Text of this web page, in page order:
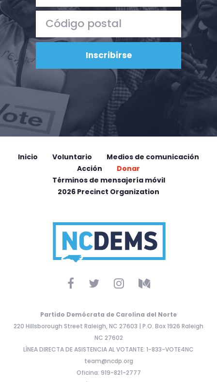
Inicio Voluntario
Medios de comunicación
Acción
Donar
Términos de mensajería móvil
2026 Precinct Organization
Partido Demócrata de Carolina del Norte
220 Hillsborough Street Raleigh, NC 27603 | P.O. Box 1926 Raleigh
NC 27602
LÍNEA DIRECTA DE ASISTENCIA AL VOTANTE: 1-833-VOTE4NC
team@ncdp.org
Oficina: 919-821-2777